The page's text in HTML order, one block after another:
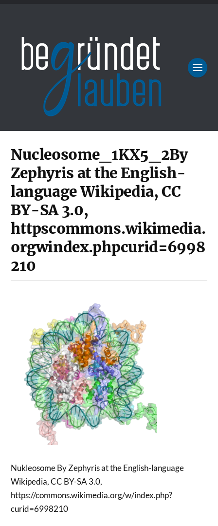
Nucleosome_1KX5_2By
Zephyris at the English-
language Wikipedia, CC
BY-SA 3.0,
httpscommons.wikimedia.
orgwindex.phpcurid=6998
210
Nukleosome By Zephyris at the English-language
Wikipedia, CC BY-SA 3.0,
https://commons.wikimedia.org/w/index.php?
curid=6998210